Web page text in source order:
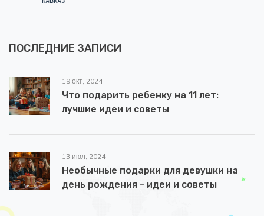
ПОСЛЕДНИЕ ЗАПИСИ
19 окт, 2024
Что подарить ребенку на 11 лет:
лучшие идеи и советы
13 июл, 2024
Необычные подарки для девушки на
день рождения - идеи и советы